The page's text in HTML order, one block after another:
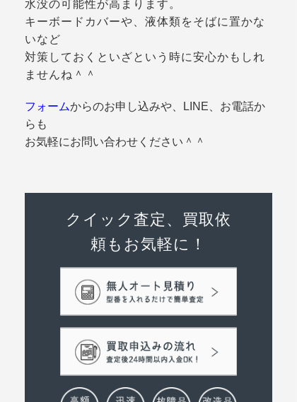
水没の可能性が高まります。
キーボードカバーや、液体類をそばに置かな
いなど
対策しておくといざという時に安心かもしれ
ませんね＾＾
フォームからのお申し込みや、LINE、お電話か
らも
お気軽にお問い合わせください＾＾
クイック査定、買取依
頼もお気軽に！